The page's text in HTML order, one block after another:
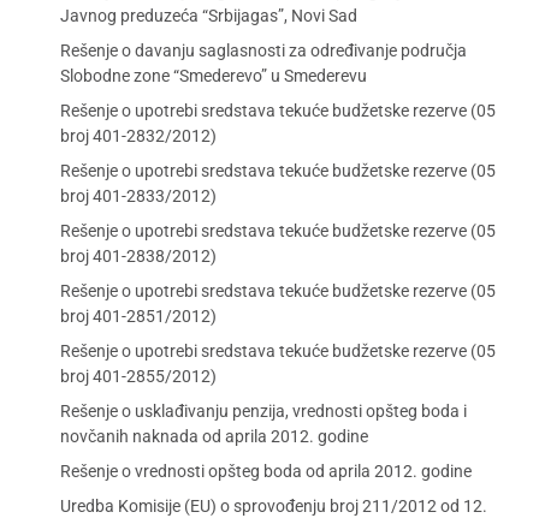
Javnog preduzeća “Srbijagas”, Novi Sad
Rešenje o davanju saglasnosti za određivanje područja
Slobodne zone “Smederevo” u Smederevu
Rešenje o upotrebi sredstava tekuće budžetske rezerve (05
broj 401-2832/2012)
Rešenje o upotrebi sredstava tekuće budžetske rezerve (05
broj 401-2833/2012)
Rešenje o upotrebi sredstava tekuće budžetske rezerve (05
broj 401-2838/2012)
Rešenje o upotrebi sredstava tekuće budžetske rezerve (05
broj 401-2851/2012)
Rešenje o upotrebi sredstava tekuće budžetske rezerve (05
broj 401-2855/2012)
Rešenje o usklađivanju penzija, vrednosti opšteg boda i
novčanih naknada od aprila 2012. godine
Rešenje o vrednosti opšteg boda od aprila 2012. godine
Uredba Komisije (EU) o sprovođenju broj 211/2012 od 12.